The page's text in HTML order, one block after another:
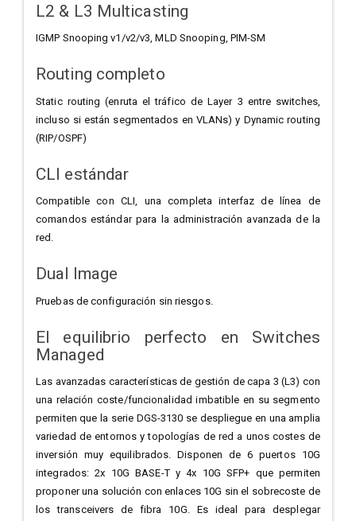
L2 & L3 Multicasting
IGMP Snooping v1/v2/v3, MLD Snooping, PIM-SM
Routing completo
Static routing (enruta el tráfico de Layer 3 entre switches,
incluso si están segmentados en VLANs) y Dynamic routing
(RIP/OSPF)
CLI estándar
Compatible con CLI, una completa interfaz de línea de
comandos estándar para la administración avanzada de la
red.
Dual Image
Pruebas de configuración sin riesgos.
El equilibrio perfecto en Switches
Managed
Las avanzadas características de gestión de capa 3 (L3) con
una relación coste/funcionalidad imbatible en su segmento
permiten que la serie DGS-3130 se despliegue en una amplia
variedad de entornos y topologías de red a unos costes de
inversión muy equilibrados. Disponen de 6 puertos 10G
integrados: 2x 10G BASE-T y 4x 10G SFP+ que permiten
proponer una solución con enlaces 10G sin el sobrecoste de
los transceivers de fibra 10G. Es ideal para desplegar